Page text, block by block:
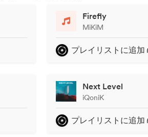
Firefly
MiKiM
プレイリストに追加
Next Level
iQoniK
プレイリストに追加